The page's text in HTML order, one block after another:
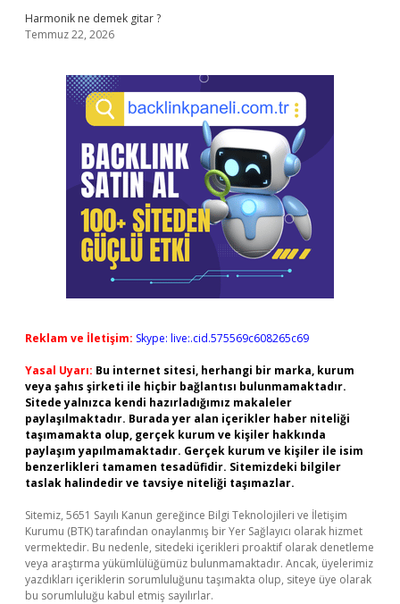
Harmonik ne demek gitar ?
Temmuz 22, 2026
Reklam ve İletişim: Skype: live:.cid.575569c608265c69
Yasal Uyarı: Bu internet sitesi, herhangi bir marka, kurum
veya şahıs şirketi ile hiçbir bağlantısı bulunmamaktadır.
Sitede yalnızca kendi hazırladığımız makaleler
paylaşılmaktadır. Burada yer alan içerikler haber niteliği
taşımamakta olup, gerçek kurum ve kişiler hakkında
paylaşım yapılmamaktadır. Gerçek kurum ve kişiler ile isim
benzerlikleri tamamen tesadüfidir. Sitemizdeki bilgiler
taslak halindedir ve tavsiye niteliği taşımazlar.
Sitemiz, 5651 Sayılı Kanun gereğince Bilgi Teknolojileri ve İletişim
Kurumu (BTK) tarafından onaylanmış bir Yer Sağlayıcı olarak hizmet
vermektedir. Bu nedenle, sitedeki içerikleri proaktif olarak denetleme
veya araştırma yükümlülüğümüz bulunmamaktadır. Ancak, üyelerimiz
yazdıkları içeriklerin sorumluluğunu taşımakta olup, siteye üye olarak
bu sorumluluğu kabul etmiş sayılırlar.